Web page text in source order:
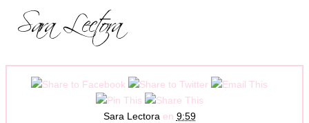
Sara Lectora en 9:59